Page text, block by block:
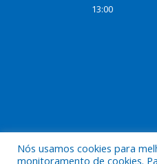
13:00
Todos os
Nós usamos cookies para
monitoramento de cookies.